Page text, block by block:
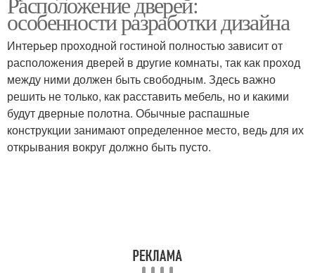
особенности разработки дизайна
Интерьер проходной гостиной полностью зависит от
расположения дверей в другие комнаты, так как проход
между ними должен быть свободным. Здесь важно
решить не только, как расставить мебель, но и какими
будут дверные полотна. Обычные распашные
конструкции занимают определенное место, ведь для их
открывания вокруг должно быть пусто.